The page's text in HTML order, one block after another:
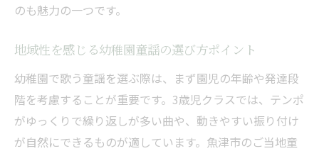
のも魅力の一つです。
地域性を感じる幼稚園童謡の選び方ポイント
幼稚園で歌う童謡を選ぶ際は、まず園児の年齢や発達段
階を考慮することが重要です。3歳児クラスでは、テンポ
がゆっくりで繰り返しが多い曲や、動きやすい振り付け
が自然にできるものが適しています。魚津市のご当地童